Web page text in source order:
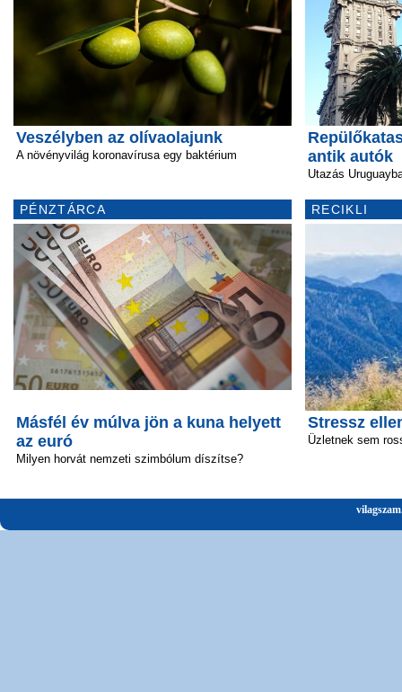
Veszélyben az olívaolajunk
A növényvilág koronavírusa egy baktérium
PÉNZTÁRCA
Másfél év múlva jön a kuna helyett
az euró
Milyen horvát nemzeti szimbólum díszítse?
antik autók
Utazás
RECIKLI
Stressz
Üzletnek sem